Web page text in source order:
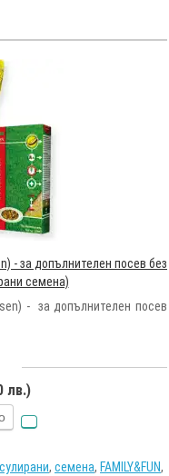
- за допълнителен посев без
семена)
- за допълнителен посев
лв.)
, семена, FAMILY&FUN,